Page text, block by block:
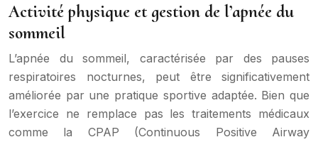
Activité physique et gestion de l’apnée du
sommeil
L’apnée du sommeil, caractérisée par des pauses
respiratoires nocturnes, peut être significativement
améliorée par une pratique sportive adaptée. Bien que
l’exercice ne remplace pas les traitements médicaux
comme la CPAP (Continuous Positive Airway